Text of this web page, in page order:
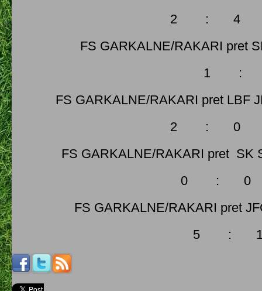
2 : 4
FS GARKALNE/RAKARI pret
1 :
FS GARKALNE/RAKARI pret LBF
2 : 0
FS GARKALNE/RAKARI pret SK
0 : 0
FS GARKALNE/RAKARI pret
5 :